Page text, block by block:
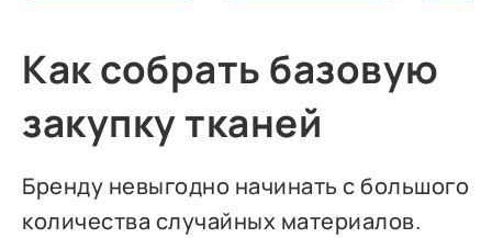
Как собрать базовую
закупку тканей
Бренду невыгодно начинать с большого
количества случайных материалов.